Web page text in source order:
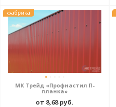
фабрика
МК Трейд «Профнастил П-
планка»
от 8,68 руб.